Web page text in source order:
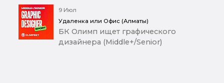
9 Июл
Удаленка или Офис (Алматы)
БК Олимп ищет графического
дизайнера (Middle+/Senior)